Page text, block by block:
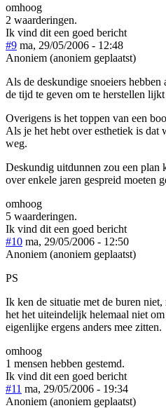
omhoog
2 waarderingen.
Ik vind dit een goed bericht
#9 ma, 29/05/2006 - 12:48
Anoniem (anoniem geplaatst)
Als de deskundige snoeiers hebben
de tijd te geven om te herstellen
Overigens is het toppen van een
Als je het hebt over esthetiek is dat
weg.
Deskundig uitdunnen zou een plan
over enkele jaren gespreid moeten
omhoog
5 waarderingen.
Ik vind dit een goed bericht
#10 ma, 29/05/2006 - 12:50
Anoniem (anoniem geplaatst)
PS
Ik ken de situatie met de buren
het het uiteindelijk helemaal niet
eigenlijke ergens anders mee zitten.
omhoog
1 mensen hebben gestemd.
Ik vind dit een goed bericht
#11 ma, 29/05/2006 - 19:34
Anoniem (anoniem geplaatst)